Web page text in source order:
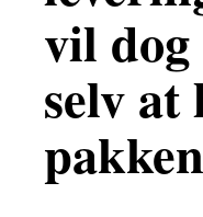
vil
selv at
pakken